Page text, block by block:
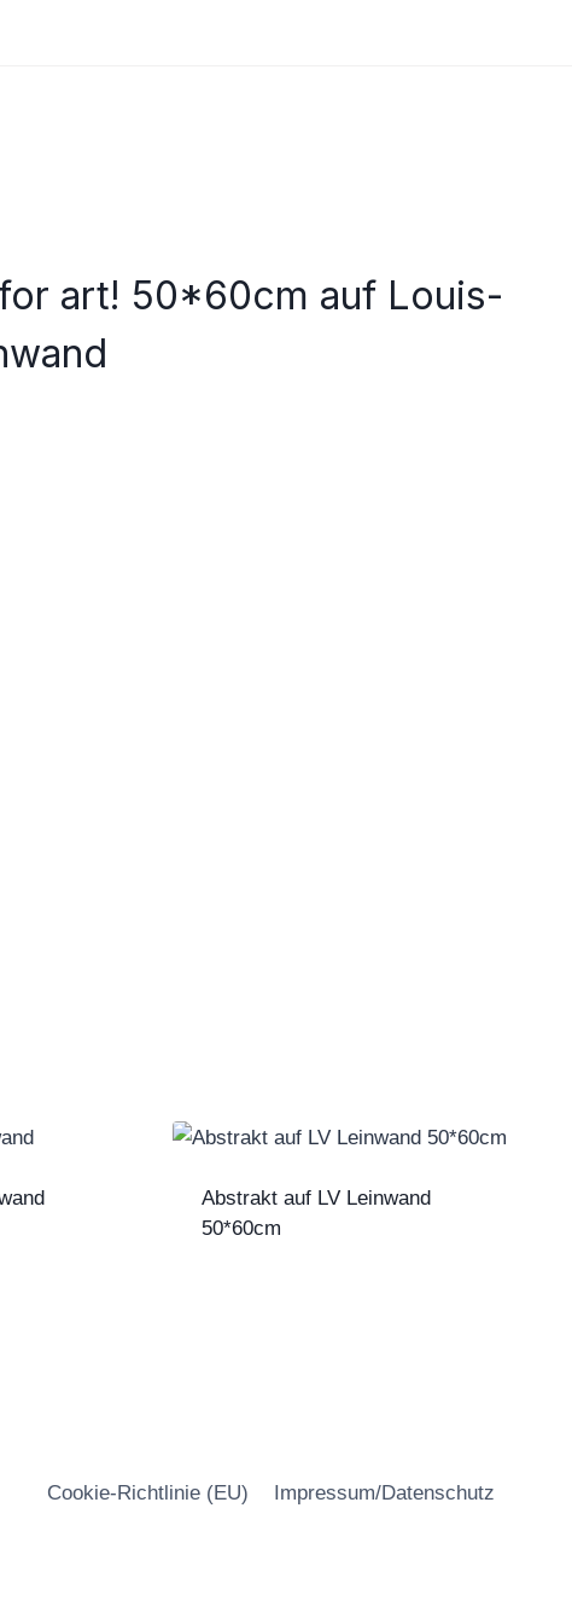
art! 50*60cm auf Louis-
Abstrakt auf LV Leinwand
50*60cm
Cookie-Richtlinie (EU) Impressum/Datenschutz